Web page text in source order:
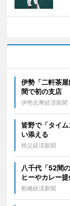
伊勢「二軒茶
間で初の支店
伊勢志摩経済新聞
皆野で「タイ
い添える
秩父経済新聞
八千代「52間
ヒーやカレー提
船橋経済新聞